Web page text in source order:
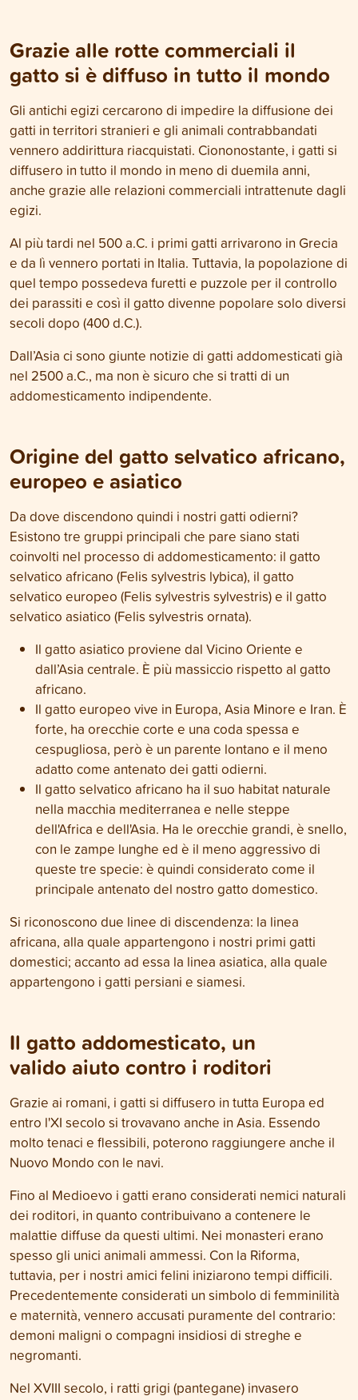
Grazie alle rotte commerciali il
gatto si è diffuso in tutto il mondo
Gli antichi egizi cercarono di impedire la diffusione dei
gatti in territori stranieri e gli animali contrabbandati
vennero addirittura riacquistati. Ciononostante, i gatti si
diffusero in tutto il mondo in meno di duemila anni,
anche grazie alle relazioni commerciali intrattenute dagli
egizi.
Al più tardi nel 500 a.C. i primi gatti arrivarono in Grecia
e da lì vennero portati in Italia. Tuttavia, la popolazione di
quel tempo possedeva furetti e puzzole per il controllo
dei parassiti e così il gatto divenne popolare solo diversi
secoli dopo (400 d.C.).
Dall’Asia ci sono giunte notizie di gatti addomesticati già
nel 2500 a.C., ma non è sicuro che si tratti di un
addomesticamento indipendente.
Origine del gatto selvatico africano,
europeo e asiatico
Da dove discendono quindi i nostri gatti odierni?
Esistono tre gruppi principali che pare siano stati
coinvolti nel processo di addomesticamento: il gatto
selvatico africano (Felis sylvestris lybica), il gatto
selvatico europeo (Felis sylvestris sylvestris) e il gatto
selvatico asiatico (Felis sylvestris ornata).
Il gatto asiatico proviene dal Vicino Oriente e
dall’Asia centrale. È più massiccio rispetto al gatto
africano.
Il gatto europeo vive in Europa, Asia Minore e Iran. È
forte, ha orecchie corte e una coda spessa e
cespugliosa, però è un parente lontano e il meno
adatto come antenato dei gatti odierni.
Il gatto selvatico africano ha il suo habitat naturale
nella macchia mediterranea e nelle steppe
dell'Africa e dell'Asia. Ha le orecchie grandi, è snello,
con le zampe lunghe ed è il meno aggressivo di
queste tre specie: è quindi considerato come il
principale antenato del nostro gatto domestico.
Si riconoscono due linee di discendenza: la linea
africana, alla quale appartengono i nostri primi gatti
domestici; accanto ad essa la linea asiatica, alla quale
appartengono i gatti persiani e siamesi.
Il gatto addomesticato, un
valido aiuto contro i roditori
Grazie ai romani, i gatti si diffusero in tutta Europa ed
entro l'XI secolo si trovavano anche in Asia. Essendo
molto tenaci e flessibili, poterono raggiungere anche il
Nuovo Mondo con le navi.
Fino al Medioevo i gatti erano considerati nemici naturali
dei roditori, in quanto contribuivano a contenere le
malattie diffuse da questi ultimi. Nei monasteri erano
spesso gli unici animali ammessi. Con la Riforma,
tuttavia, per i nostri amici felini iniziarono tempi difficili.
Precedentemente considerati un simbolo di femminilità
e maternità, vennero accusati puramente del contrario:
demoni maligni o compagni insidiosi di streghe e
negromanti.
Nel XVIII secolo, i ratti grigi (pantegane) invasero